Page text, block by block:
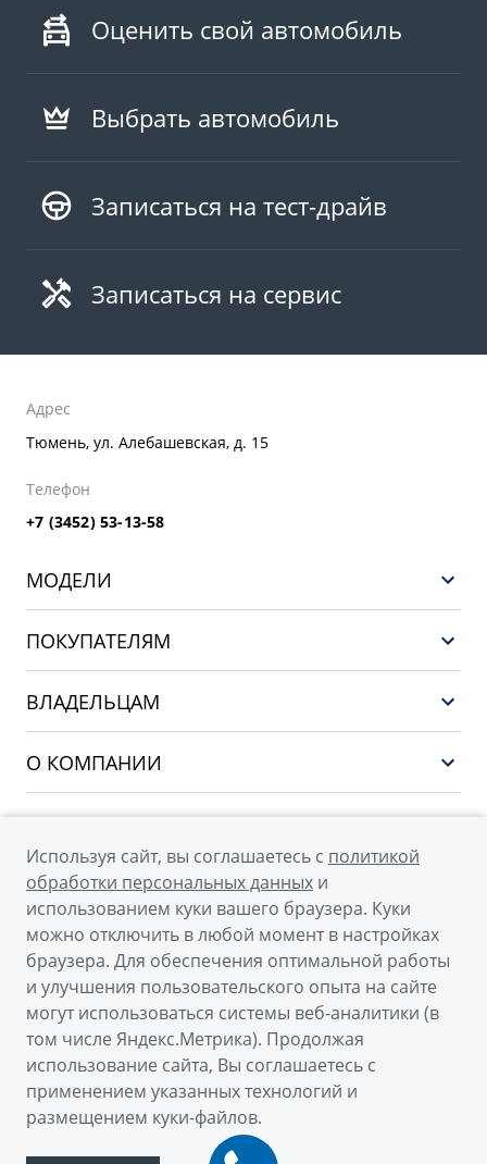
Оценить свой автомобиль
Выбрать автомобиль
Записаться на тест-драйв
Записаться на сервис
Адрес
Тюмень, ул. Алебашевская, д. 15
Телефон
+7 (3452) 53-13-58
МОДЕЛИ
CITYRAY
ATLAS
OKAVANGO
MONJARO
Архивные модели
ПОКУПАТЕЛЯМ
ВЛАДЕЛЬЦАМ
О КОМПАНИИ
Новости
Наша команда
Правовая информация
Контакты
Мы в соцсетях
© 2026
Официальный сайт Geely в России
Политика обработки персональных данных
Правовая информация
Используя сайт, вы соглашаетесь с политикой
обработки персональных данных и
использованием куки вашего браузера. Куки
можно отключить в любой момент в настройках
браузера. Для обеспечения оптимальной работы
и улучшения пользовательского опыта на сайте
могут использоваться системы веб-аналитики (в
том числе Яндекс.Метрика). Продолжая
использование сайта, Вы соглашаетесь с
применением указанных технологий и
размещением куки-файлов.